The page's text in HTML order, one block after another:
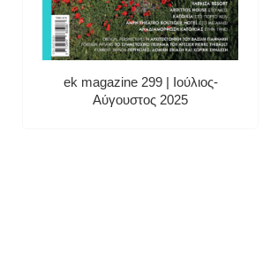
ek magazine 299 | Ιούλιος-
Αύγουστος 2025